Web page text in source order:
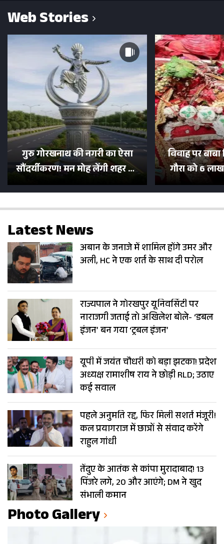
Web Stories
गुरु गोरखनाथ की नगरी का ऐसा
सौंदर्यीकरण! मन मोह लेंगी शहर की
सड़कें; देखें Photos
विवाह पर
गौरा को 6
500 भक्तों
Latest News
अबान के जनाजे में शामिल होंगे उमर और
अली, HC ने एक शर्त के साथ दी परोल
राज्यपाल ने गोरखपुर यूनिवर्सिटी पर
नाराजगी जताई तो अखिलेश बोले- ‘डबल
इंजन’ बन गया ‘ट्रबल इंजन’
यूपी में जयंत चौधरी को बड़ा झटका! प्रदेश
अध्यक्ष रामाशीष राय ने छोड़ी RLD; उठाए
कई सवाल
पहले अनुमति रद्द, फिर मिली सशर्त मंजूरी!
कल प्रयागराज में छात्रों से संवाद करेंगे
राहुल गांधी
तेंदुए के आतंक से कांपा मुरादाबाद! 13
पिंजरे लगे, 20 और आएंगे; DM ने खुद
संभाली कमान
Photo Gallery